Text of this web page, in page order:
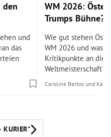
den
und
das
WM 2026:
Trumps Bühne?
Wie gut stehen
WM 2026 und was
Kritikpunkte an
Weltmeisterschaft?
Caroline Bartos und